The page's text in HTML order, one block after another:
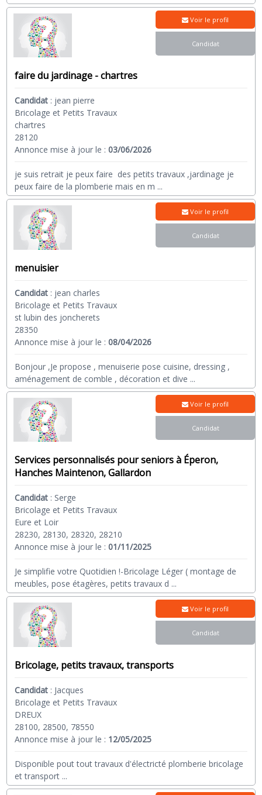
faire du jardinage - chartres
Candidat : jean pierre
Bricolage et Petits Travaux
chartres
28120
Annonce mise à jour le :03/06/2026
je suis retrait je peux faire des petits travaux ,jardinage je
peux faire de la plomberie mais en m ...
Voir le profil
Candidat
menuisier
Candidat : jean charles
Bricolage et Petits Travaux
st lubin des joncherets
28350
Annonce mise à jour le :08/04/2026
Bonjour ,Je propose , menuiserie pose cuisine, dressing ,
aménagement de comble , décoration et dive ...
Voir le profil
Candidat
Services personnalisés pour seniors à Éperon,
Hanches Maintenon, Gallardon
Candidat : Serge
Bricolage et Petits Travaux
Eure et Loir
28230, 28130, 28320, 28210
Annonce mise à jour le :01/11/2025
Je simplifie votre Quotidien !-Bricolage Léger ( montage de
meubles, pose étagères, petits travaux d ...
Voir le profil
Candidat
Bricolage, petits travaux, transports
Candidat : Jacques
Bricolage et Petits Travaux
DREUX
28100, 28500, 78550
Annonce mise à jour le : 12/05/2025
Disponible pout tout travaux d'électricté plomberie bricolage
et transport ...
Voir le profil
Candidat